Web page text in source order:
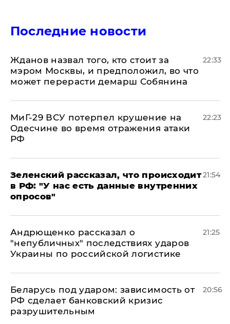
Последние новости
Жданов назвал того, кто стоит за
мэром Москвы, и предположил, во что
может перерасти демарш Собянина
22:33
МиГ-29 ВСУ потерпел крушение на
Одесчине во время отражения атаки
РФ
22:23
​Зеленский рассказал, что происходит
в РФ: "У нас есть данные внутренних
опросов"
21:54
Андрющенко рассказал о
"непубличных" последствиях ударов
Украины по российской логистике
21:25
Беларусь под ударом: зависимость от
РФ сделает банковский кризис
разрушительным
20:56